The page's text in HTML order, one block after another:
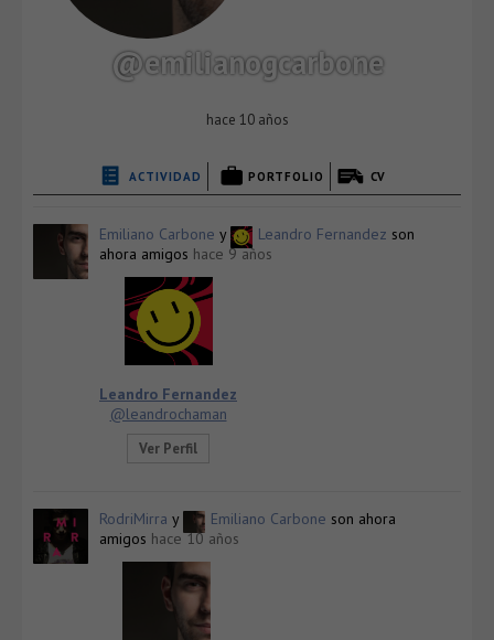
@emilianogcarbone
hace 10 años
ACTIVIDAD PORTFOLIO CV
Emiliano Carbone y Leandro Fernandez son
ahora amigos hace 9 años
Leandro Fernandez
@leandrochaman
Ver Perfil
RodriMirra y Emiliano Carbone son ahora
amigos hace 10 años